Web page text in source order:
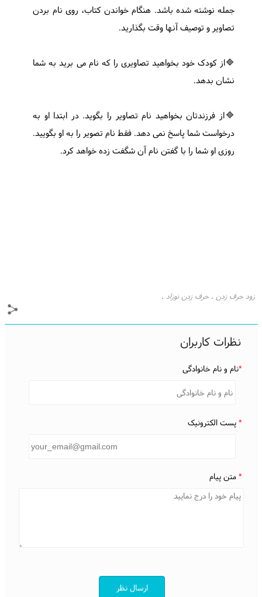
جمله نوشته شده باشد. هنگام خواندن کتاب، روی نام بردن
تصاویر و توصیف آنها وقت بگذارید.
🔷از کودک خود بخواهید تصاویری را که نام می برید به شما
نشان بدهد.
🔷از فرزندتان بخواهید نام تصاویر را بگوید. در ابتدا او به
درخواست شما پاسخ نمی دهد. فقط نام تصویر را به او بگویید.
روزی او شما را با گفتن نام آن شگفت زده خواهد کرد.
زود حرف زدن ، حرف زدن نوزاد ،
نظرات کاربران
*نام و نام خانوادگی
*پست الکترونیک
*متن پیام
ارسال نظر